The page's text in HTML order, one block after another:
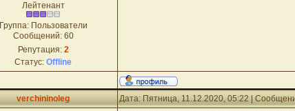
Лейтенант
Группа: Пользователи
Сообщений: 60
Репутация: 2
Статус: Offline
verchininoleg Дата: Пятница, 11.12.2020, 05:22 |